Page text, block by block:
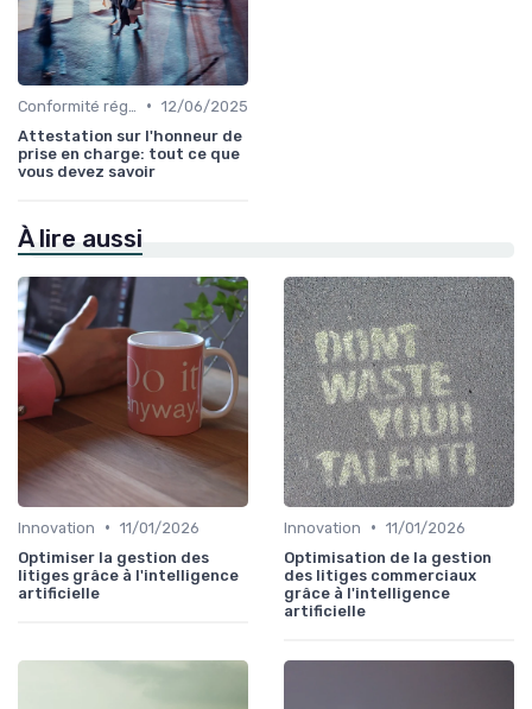
• 12/06/2025
Attestation sur l'honneur de
prise en charge: tout ce que
vous devez savoir
À lire aussi
Innovation • 11/01/2026
Optimiser la gestion des
litiges grâce à l'intelligence
artificielle
Innovation • 11/01/2026
Optimisation de la gestion
des litiges commerciaux
grâce à l'intelligence
artificielle